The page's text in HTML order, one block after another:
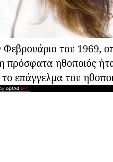
Φεβρουάριο του 1969,
η πρόσφατα ηθοποιός
το επάγγελμα του